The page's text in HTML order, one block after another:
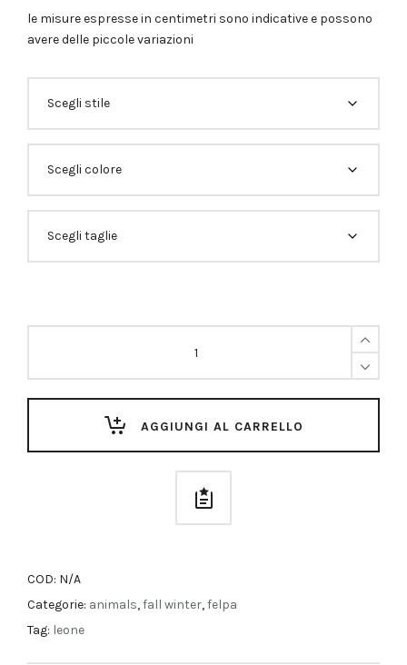
le misure espresse in centimetri sono indicative e possono
avere delle piccole variazioni
AGGIUNGI AL CARRELLO
COD: N/A
Categorie: animals,fall winter,felpa
Tag: leone